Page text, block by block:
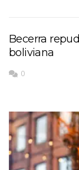
Becerra
boliviana
0